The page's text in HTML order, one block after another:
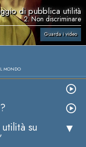
di pubblica utilità
2. Non discriminare
Guarda i video
MONDO
su